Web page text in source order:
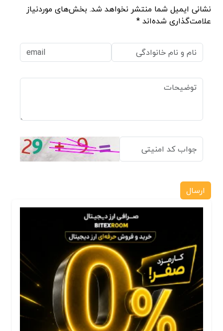
نشانی ایمیل شما منتشر نخواهد شد. بخش‌های موردنیاز
علامت‌گذاری شده‌اند *
ارسال